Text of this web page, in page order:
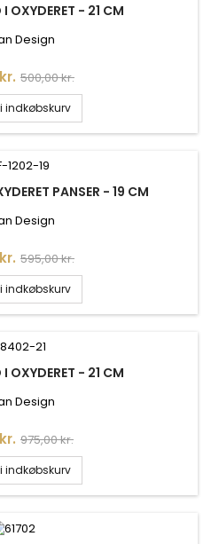
I OXYDERET - 21 CM
Design
Normalpris
500,00 kr.
indkøbskurv
PANSER - 19 CM
Design
Normalpris
595,00 kr.
indkøbskurv
I OXYDERET - 21 CM
Design
Normalpris
975,00 kr.
indkøbskurv